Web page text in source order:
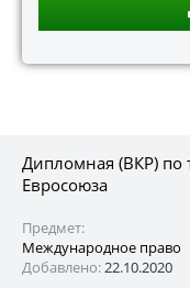
Дипломная (ВКР)
Евросоюза
Предмет:
Международное право
Добавлено:22.10.2020